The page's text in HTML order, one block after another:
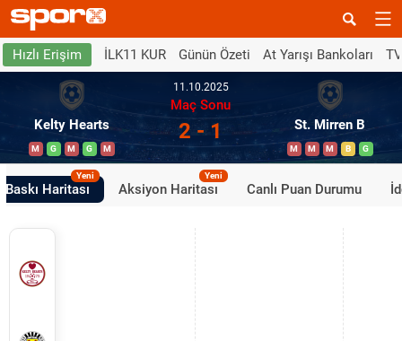
Hızlı Erişim İLK11 KUR Günün Özeti At Yarışı Bankoları
Kelty Hearts
M G M G M
11.10.2025
Maç Sonu
2 - 1 St. Mirren B
M M M B G
Baskı Haritası
Yeni
Aksiyon Haritası
Yeni
Canlı Puan Durumu